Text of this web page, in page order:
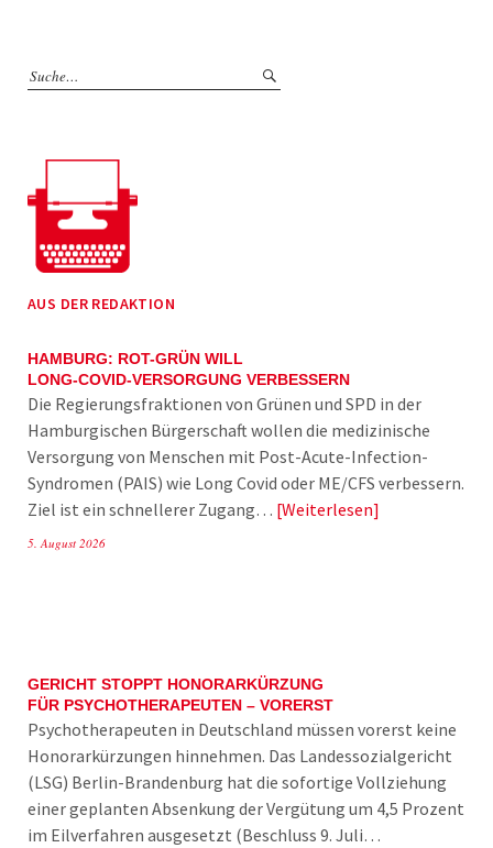
AUS DER REDAKTION
HAMBURG: ROT-GRÜN WILL
LONG-COVID-VERSORGUNG VERBESSERN
Die Regierungsfraktionen von Grünen und SPD in der
Hamburgischen Bürgerschaft wollen die medizinische
Versorgung von Menschen mit Post-Acute-Infection-
Syndromen (PAIS) wie Long Covid oder ME/CFS verbessern.
Ziel ist ein schnellerer Zugang… Weiterlesen
5. August 2026
GERICHT STOPPT HONORARKÜRZUNG
FÜR PSYCHOTHERAPEUTEN – VORERST
Psychotherapeuten in Deutschland müssen vorerst keine
Honorarkürzungen hinnehmen. Das Landessozialgericht
(LSG) Berlin-Brandenburg hat die sofortige Vollziehung
einer geplanten Absenkung der Vergütung um 4,5 Prozent
im Eilverfahren ausgesetzt (Beschluss 9. Juli…